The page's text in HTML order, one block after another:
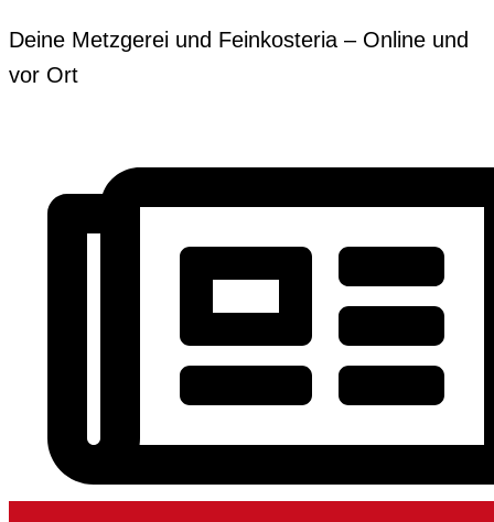
Inhalt
springen
Deine Metzgerei und Feinkosteria – Online und
vor Ort